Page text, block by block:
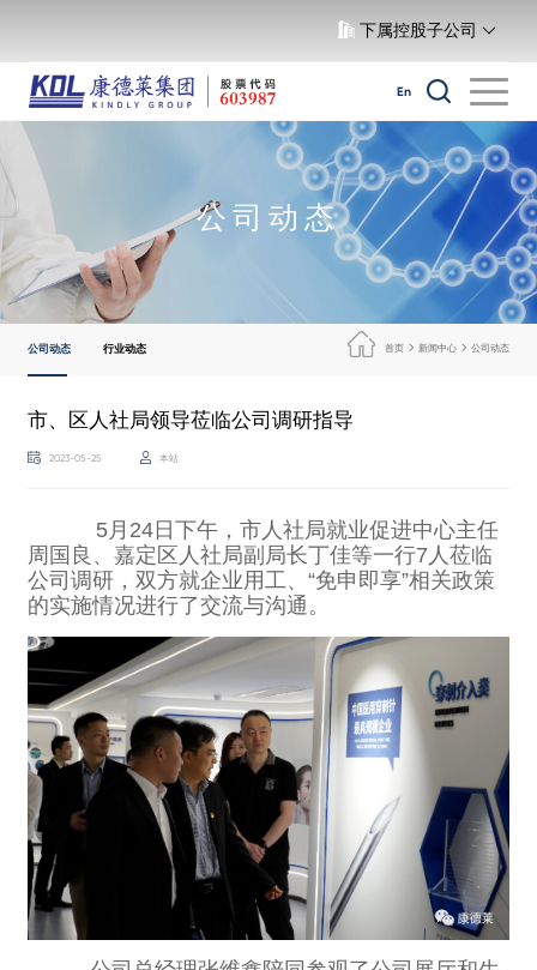
下属控股子公司
En
公司动态
公司动态 行业动态 首页 新闻中心 公司动态
市、区人社局领导莅临公司调研指导
2023-05-25 本站
5月24日下午，市人社局就业促进中心主任
周国良、嘉定区人社局副局长丁佳等一行7人莅临
公司调研，双方就企业用工、“免申即享”相关政策
的实施情况进行了交流与沟通。